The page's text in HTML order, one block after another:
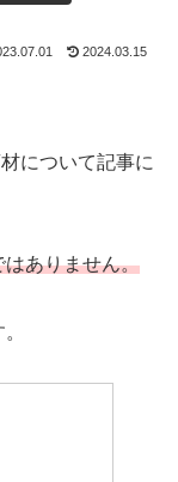
2024.03.15
について記事に
ありません。